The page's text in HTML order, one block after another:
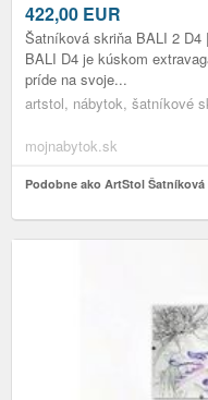
422,00 EUR
Šatníková skriňa BALI 2
BALI D4 je kúskom
príde na svoje...
artstol, nábytok, šatníkové
mojnabytok.sk
Podobne ako ArtStol